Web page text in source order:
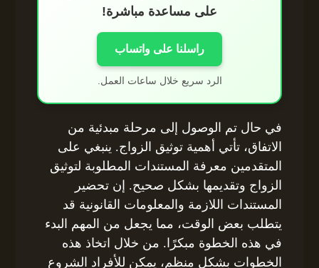
على مساعدة مباشرة!
راسلنا على واتساب
الرد سريع خلال ساعات العمل.
في حال تم الوصول إلى مرحلة مبدئية من
الاتفاق، تأتي أهمية توثيق الزواج. ينبغي على
المتقدمين معرفة المستندات المطلوبة لتوثيق
الزواج وتقديمها بشكل صحيح. إن تحضير
المستندات اللازمة والمعلومات القانونية قد
يتطلب بعض الوقت، مما يجعل من المهم البدء
في هذه الخطوة مبكرًا. من خلال اتخاذ هذه
الخطوات بشكل منظم، يمكن للأفراد الشروع